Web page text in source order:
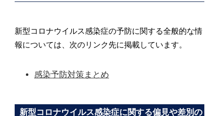
新型コロナウイルス感染症の予防に関する全般的な情
報については、次のリンク先に掲載しています。
感染予防対策まとめ
新型コロナウイルス感染症に関する偏見や差別の